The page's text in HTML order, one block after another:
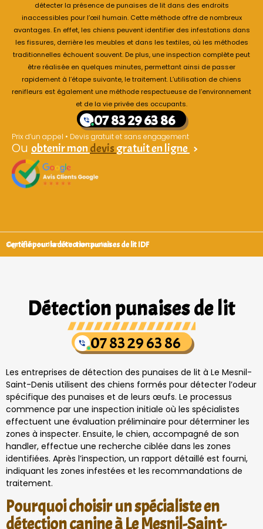
détecter la présence de punaises de lit dans des endroits
inaccessibles pour l’œil humain. Cette méthode offre de nombreux
avantages. En effet, les chiens peuvent identifier des infestations dans
les fissures, derrière les meubles et dans les textiles, où les méthodes
traditionnelles échouent souvent. De plus, une inspection complète peut
être réalisée en quelques minutes, permettant ainsi de passer
rapidement à l’étape suivante, le traitement. L’utilisation de chiens
renifleurs est également une méthode respectueuse de l’environnement
et de la vie privée des occupants.
07 83 29 63 86
Prix d’un appel • Devis gratuit et sans engagement
Ou obtenir mon devis gratuit en ligne >
Certifié pour la détection punaises de lit IDF
Signataires d’une charte qualité
Détection punaises de lit
07 83 29 63 86
Les entreprises de détection des punaises de lit à Le Mesnil-
Saint-Denis utilisent des chiens formés pour détecter l’odeur
spécifique des punaises et de leurs œufs. Le processus
commence par une inspection initiale où les spécialistes
effectuent une évaluation préliminaire pour déterminer les
zones à inspecter. Ensuite, le chien, accompagné de son
handler, effectue une recherche ciblée dans les zones
identifiées. Après l’inspection, un rapport détaillé est fourni,
indiquant les zones infestées et les recommandations de
traitement.
Pourquoi choisir un spécialiste en
détection canine à Le Mesnil-Saint-